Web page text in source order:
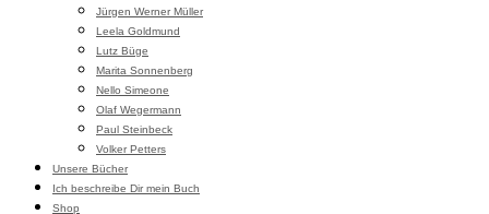
Jürgen Werner Müller
Leela Goldmund
Lutz Büge
Marita Sonnenberg
Nello Simeone
Olaf Wegermann
Paul Steinbeck
Volker Petters
Unsere Bücher
Ich beschreibe Dir mein Buch
Shop